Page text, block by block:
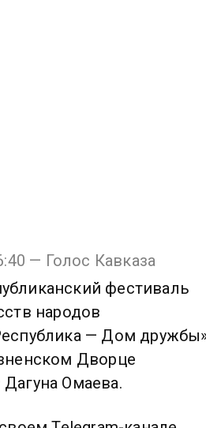
— Голос Кавказа
фестиваль
народов
— Дом
Дворце
Омаева.